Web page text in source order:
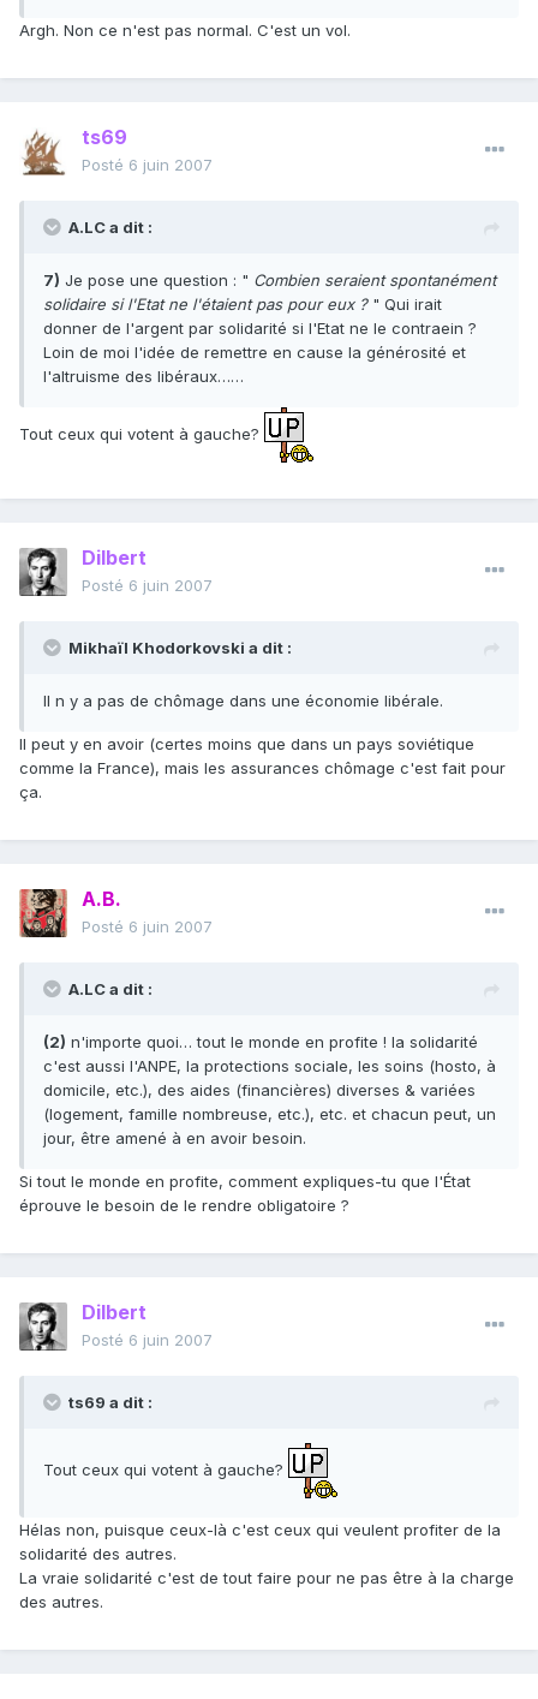
Argh. Non ce n'est pas normal. C'est un vol.
ts69
Posté 6 juin 2007
A.LC a dit :
7) Je pose une question : " Combien seraient spontanément
solidaire si l'Etat ne l'étaient pas pour eux ?" Qui irait
donner de l'argent par solidarité si l'Etat ne le contraein ?
Loin de moi l'idée de remettre en cause la générosité et
l'altruisme des libéraux……
Tout ceux qui votent à gauche?
Dilbert
Posté 6 juin 2007
Mikhaïl Khodorkovski a dit :
Il n y a pas de chômage dans une économie libérale.
Il peut y en avoir (certes moins que dans un pays soviétique
comme la France), mais les assurances chômage c'est fait pour
ça.
A.B.
Posté 6 juin 2007
A.LC a dit :
(2) n'importe quoi… tout le monde en profite ! la solidarité
c'est aussi l'ANPE, la protections sociale, les soins (hosto, à
domicile, etc.), des aides (financières) diverses & variées
(logement, famille nombreuse, etc.), etc. et chacun peut, un
jour, être amené à en avoir besoin.
Si tout le monde en profite, comment expliques-tu que l'État
éprouve le besoin de le rendre obligatoire ?
Dilbert
Posté 6 juin 2007
ts69 a dit :
Tout ceux qui votent à gauche?
Hélas non, puisque ceux-là c'est ceux qui veulent profiter de la
solidarité des autres.
La vraie solidarité c'est de tout faire pour ne pas être à la charge
des autres.